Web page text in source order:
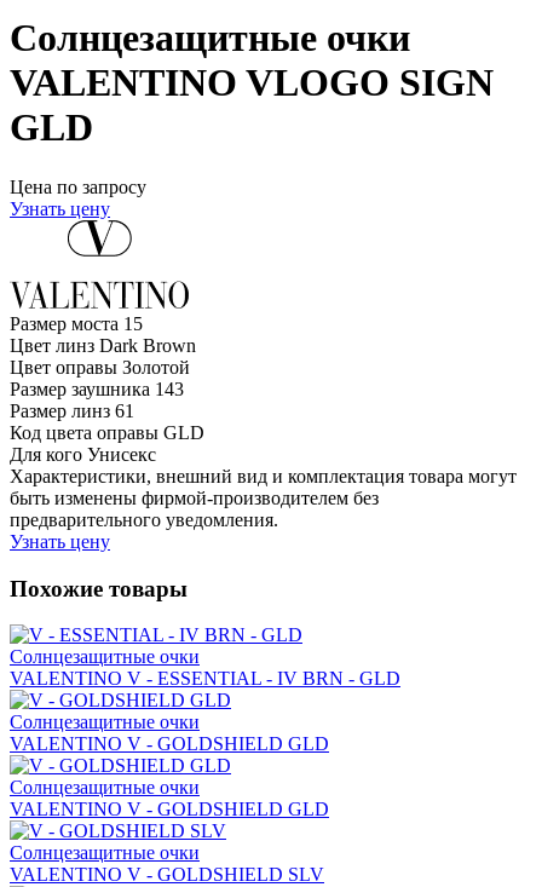
Солнцезащитные очки
VALENTINO VLOGO SIGN
GLD
Цена по запросу
Узнать цену
Размер моста 15
Цвет линз Dark Brown
Цвет оправы Золотой
Размер заушника 143
Размер линз 61
Код цвета оправы GLD
Для кого Унисекс
Характеристики, внешний вид и комплектация товара могут
быть изменены фирмой-производителем без
предварительного уведомления.
Узнать цену
Похожие товары
Солнцезащитные очки
VALENTINO V - ESSENTIAL - IV BRN - GLD
Солнцезащитные очки
VALENTINO V - GOLDSHIELD GLD
Солнцезащитные очки
VALENTINO V - GOLDSHIELD GLD
Солнцезащитные очки
VALENTINO V - GOLDSHIELD SLV